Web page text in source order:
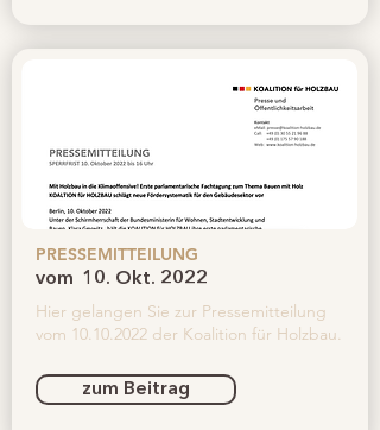
PRESSEMITTEILUNG
vom 10. Okt. 2022
Hier gelangen Sie zur Pressemitteilung
vom 10.10.2022 der Koalition für Holzbau.
zum Beitrag